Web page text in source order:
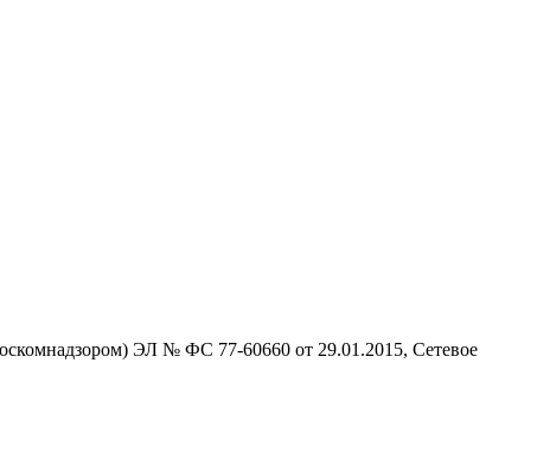
ЭЛ № ФС 77-60660 от 29.01.2015, Сетевое